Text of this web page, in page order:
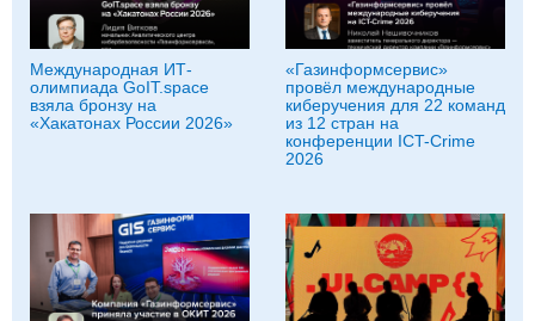
Международная ИТ-
олимпиада GoIT.space
взяла бронзу на
«Хакатонах России 2026»
«Газинформсервис»
провёл международные
киберучения для 22 команд
из 12 стран на
конференции ICT-Crime
2026